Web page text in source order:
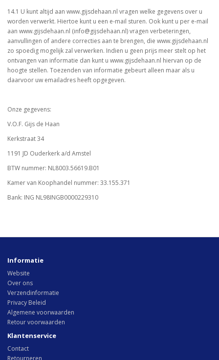
14.1 U kunt altijd aan www.gijsdehaan.nl vragen welke gegevens over u
worden verwerkt. Hiertoe kunt u een e-mail sturen. Ook kunt u per e-mail
aan www.gijsdehaan.nl (info@gijsdehaan.nl) vragen verbeteringen,
aanvullingen of andere correcties aan te brengen, die www.gijsdehaan.nl
zo spoedig mogelijk zal verwerken. Indien u geen prijs meer stelt op het
ontvangen van informatie dan kunt u www.gijsdehaan.nl hiervan op de
hoogte stellen. Toezenden van informatie gebeurt alleen maar als u
daarvoor uw emailadres heeft opgegeven.
Onze gegevens:
V.O.F. Gijs de Haan
Kerkstraat 34
1191 JD Ouderkerk a/d Amstel
BTW nummer: NL8003.56619.B01
Kamer van Koophandel nummer: 33.155.371
Bank: ING NL98INGB0000229310
Informatie
Website
Over ons
Verzendinformatie
Privacy Beleid
Algemene voorwaarden
Retour voorwaarden
Klantenservice
Contact
Retourneren